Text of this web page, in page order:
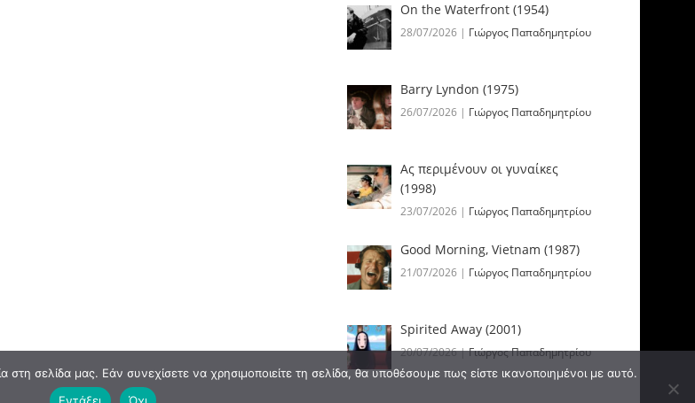
On the Waterfront (1954)
28/07/2026 | Γιώργος Παπαδημητρίου
Barry Lyndon (1975)
26/07/2026 | Γιώργος Παπαδημητρίου
Ας περιμένουν οι γυναίκες
(1998)
23/07/2026 | Γιώργος Παπαδημητρίου
Good Morning, Vietnam (1987)
21/07/2026 | Γιώργος Παπαδημητρίου
Spirited Away (2001)
20/07/2026|Γιώργος Παπαδημητρίου
σελίδα μας. Εάν συνεχίσετε να χρησιμοποιείτε τη σελίδα, θα υποθέσουμε πως είστε ικανοποιημένοι με αυτό.
Εντάξει
Όχι